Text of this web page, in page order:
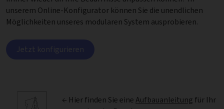
unserem Online-Konfigurator können Sie die unendlichen
Möglichkeiten unseres modularen System ausprobieren.
Jetzt konfigurieren
← Hier finden Sie eineAufbauanleitung für Ihr